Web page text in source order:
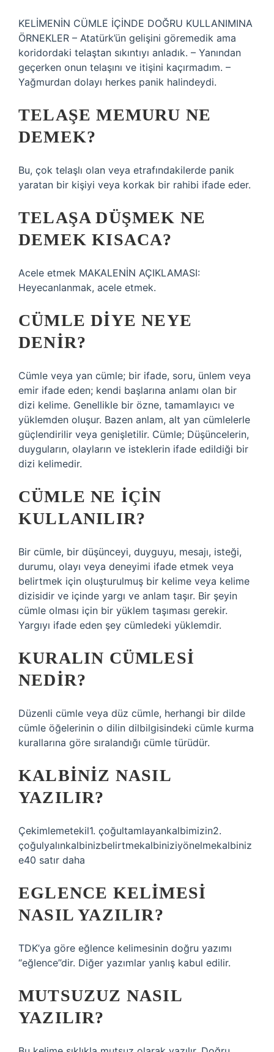
KELİMENİN CÜMLE İÇİNDE DOĞRU KULLANIMINA
ÖRNEKLER – Atatürk’ün gelişini göremedik ama
koridordaki telaştan sıkıntıyı anladık. – Yanından
geçerken onun telaşını ve itişini kaçırmadım. –
Yağmurdan dolayı herkes panik halindeydi.
TELAŞE MEMURU NE
DEMEK?
Bu, çok telaşlı olan veya etrafındakilerde panik
yaratan bir kişiyi veya korkak bir rahibi ifade eder.
TELAŞA DÜŞMEK NE
DEMEK KISACA?
Acele etmek MAKALENİN AÇIKLAMASI:
Heyecanlanmak, acele etmek.
CÜMLE DIYE NEYE
DENIR?
Cümle veya yan cümle; bir ifade, soru, ünlem veya
emir ifade eden; kendi başlarına anlamı olan bir
dizi kelime. Genellikle bir özne, tamamlayıcı ve
yüklemden oluşur. Bazen anlam, alt yan cümlelerle
güçlendirilir veya genişletilir. Cümle; Düşüncelerin,
duyguların, olayların ve isteklerin ifade edildiği bir
dizi kelimedir.
CÜMLE NE IÇIN
KULLANILIR?
Bir cümle, bir düşünceyi, duyguyu, mesajı, isteği,
durumu, olayı veya deneyimi ifade etmek veya
belirtmek için oluşturulmuş bir kelime veya kelime
dizisidir ve içinde yargı ve anlam taşır. Bir şeyin
cümle olması için bir yüklem taşıması gerekir.
Yargıyı ifade eden şey cümledeki yüklemdir.
KURALIN CÜMLESI
NEDIR?
Düzenli cümle veya düz cümle, herhangi bir dilde
cümle öğelerinin o dilin dilbilgisindeki cümle kurma
kurallarına göre sıralandığı cümle türüdür.
KALBINIZ NASIL
YAZILIR?
Çekimlemetekil1. çoğultamlayankalbimizin2.
çoğulyalınkalbinizbelirtmekalbiniziyönelmekalbiniz
e40 satır daha
EGLENCE KELIMESI
NASIL YAZILIR?
TDK’ya göre eğlence kelimesinin doğru yazımı
“eğlence”dir. Diğer yazımlar yanlış kabul edilir.
MUTSUZUZ NASIL
YAZILIR?